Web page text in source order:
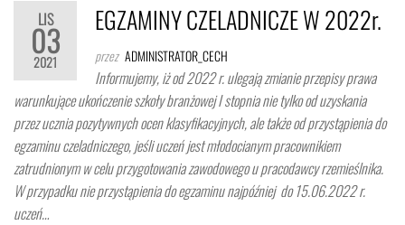
LIS
03
2021
EGZAMINY CZELADNICZE W 2022r.
przez ADMINISTRATOR_CECH
Informujemy, iż od 2022 r. ulegają zmianie przepisy prawa
warunkujące ukończenie szkoły branżowej I stopnia nie tylko od uzyskania
przez ucznia pozytywnych ocen klasyfikacyjnych, ale także od przystąpienia do
egzaminu czeladniczego, jeśli uczeń jest młodocianym pracownikiem
zatrudnionym w celu przygotowania zawodowego u pracodawcy rzemieślnika.
W przypadku nie przystąpienia do egzaminu najpóźniej do 15.06.2022 r.
uczeń…